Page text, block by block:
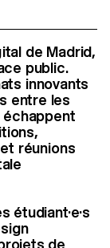
de Madrid,
public.
innovants
entre les
échappent
réunions
étudiant·e·s
de